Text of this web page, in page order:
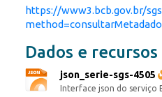
https://www3.bcb.gov.br/
Dados e recursos
json_serie-sgs-4505
Interface json do serviço